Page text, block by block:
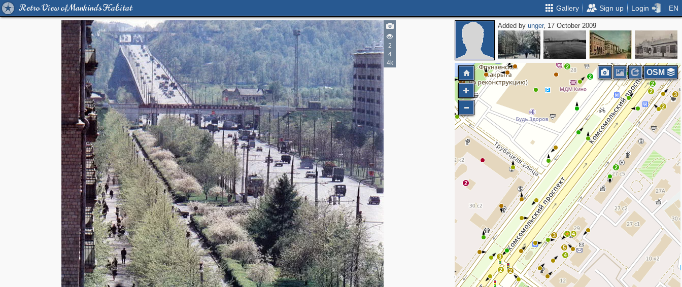
Retro View of Mankind's Habitat Gallery Sign up Login EN
2
4
4k
Added byunger, 17 October 2009
2
3
2
2
2
2
2
3
2
2
2
2
3
2
2
6
3 4
5
4
2
OSM